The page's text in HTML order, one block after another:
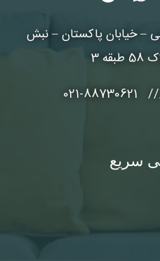
– خیابان پاکستان – نبش
3
سریع